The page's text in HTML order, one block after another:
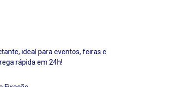
ideal para eventos, feiras e
rápida em 24h!